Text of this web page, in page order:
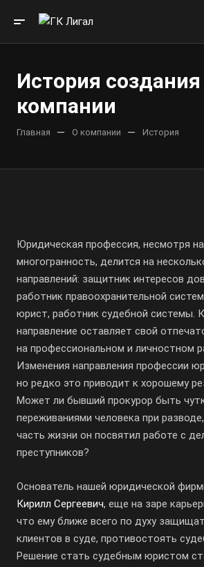
История создания
компании
Главная — О компании — История
Юридическая профессия, несмотря
многогранность, делится на
направлений: защитник интересов
работник правоохранительной
юрист, работник судебной системы.
направление оставляет свой
на профессиональном и личностном
Изменения направления профессии
но редко это приводит к хорошему
Может ли бывший прокурор быть
переживаниями человека при
часть жизни он посвятил работе с
преступников?
Основатель нашей юридической
Кирилл Сергеевич, еще на заре
что ему ближе всего по духу
клиентов в суде, противостоять
Решение стать судебным юристом